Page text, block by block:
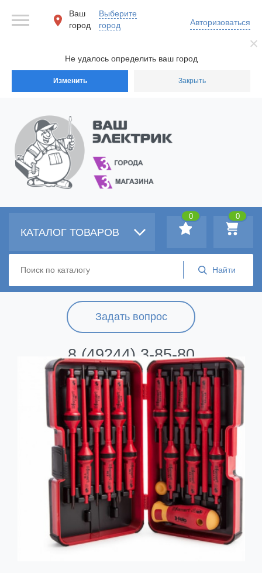
Не удалось определить ваш город
Изменить Закрыть
Ваш
город
Выберите
город
Авторизоваться
Задать вопрос
8 (49244) 3-85-80
КАТАЛОГ ТОВАРОВ
0
0